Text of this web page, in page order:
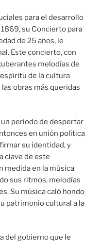
para el desarrollo
su Concierto para
de 25 años, le
Este concierto, con
melodías de
de la cultura
obras más queridas
periodo de despertar
en unión política
su identidad, y
clave de este
medida en la música
sus ritmos, melodías
Su música caló hondo
patrimonio cultural a la
del gobierno que le